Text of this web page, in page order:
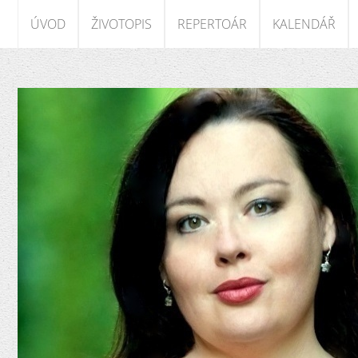
ÚVOD ŽIVOTOPIS REPERTOÁR KALENDÁŘ